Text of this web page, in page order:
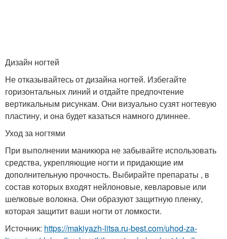
Дизайн ногтей
Не отказывайтесь от дизайна ногтей. Избегайте
горизонтальных линий и отдайте предпочтение
вертикальным рисункам. Они визуально сузят ногтевую
пластину, и она будет казаться намного длиннее.
Уход за ногтями
При выполнении маникюра не забывайте использовать
средства, укрепляющие ногти и придающие им
дополнительную прочность. Выбирайте препараты , в
состав которых входят нейлоновые, кевларовые или
шелковые волокна. Они образуют защитную пленку,
которая защитит ваши ногти от ломкости.
Источник: https://makiyazh-litsa.ru-best.com/uhod-za-